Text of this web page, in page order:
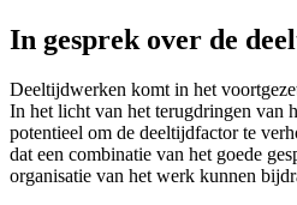
In gesprek over de
Deeltijdwerken komt in het
In het licht van het terugdringen van
potentieel om de deeltijdfactor te
dat een combinatie van het goede
organisatie van het werk kunnen